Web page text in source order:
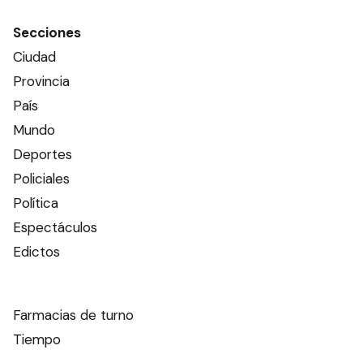
Secciones
Ciudad
Provincia
País
Mundo
Deportes
Policiales
Política
Espectáculos
Edictos
Farmacias de turno
Tiempo